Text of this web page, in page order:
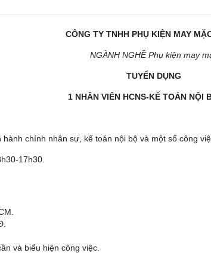
CÔNG TY TNHH PHỤ KIỆN MAY
NGÀNH NGHỀ Phụ kiện may
TUYỂN DỤNG
1 NHÂN VIÊN HCNS-KẾ TOÁN NỘI
chính nhân sự, kế toán nội bộ và một số công
17h30.
và biểu hiện công việc.